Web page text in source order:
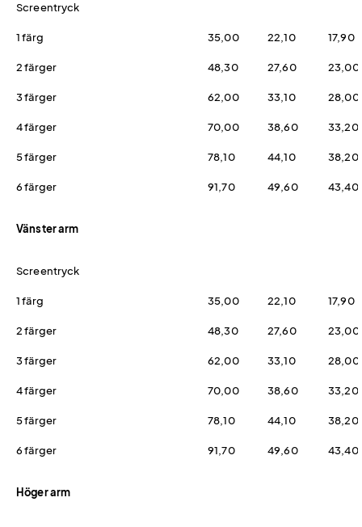
Screentryck
1 färg 35,00 22,10 17,90
2 färger 48,30 27,60 23,00
3 färger 62,00 33,10 28,00
4 färger 70,00 38,60 33,20
5 färger 78,10 44,10 38,20
6 färger 91,70 49,60 43,40
Vänster arm
Screentryck
1 färg 35,00 22,10 17,90
2 färger 48,30 27,60 23,00
3 färger 62,00 33,10 28,00
4 färger 70,00 38,60 33,20
5 färger 78,10 44,10 38,20
6 färger 91,70 49,60 43,40
Höger arm